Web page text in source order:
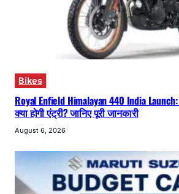
Bikes
Royal Enfield Himalayan 440 India
क्या होगी एंट्री? जानिए पूरी जानकारी
August 6, 2026